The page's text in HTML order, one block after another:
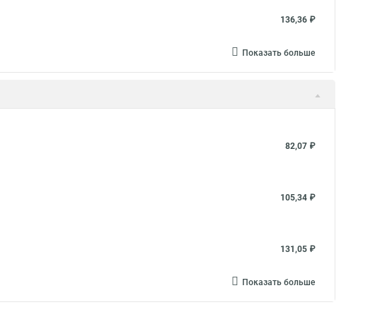
136,36 ₽
Показать больше
82,07 ₽
105,34 ₽
131,05 ₽
Показать больше